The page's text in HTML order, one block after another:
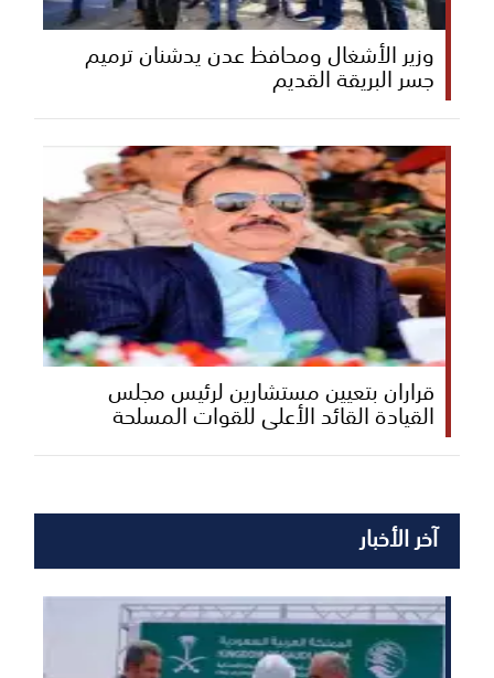
وزير الأشغال ومحافظ عدن يدشنان ترميم
جسر البريقة القديم
قراران بتعيين مستشارين لرئيس مجلس
القيادة القائد الأعلى للقوات المسلحة
آخر الأخبار